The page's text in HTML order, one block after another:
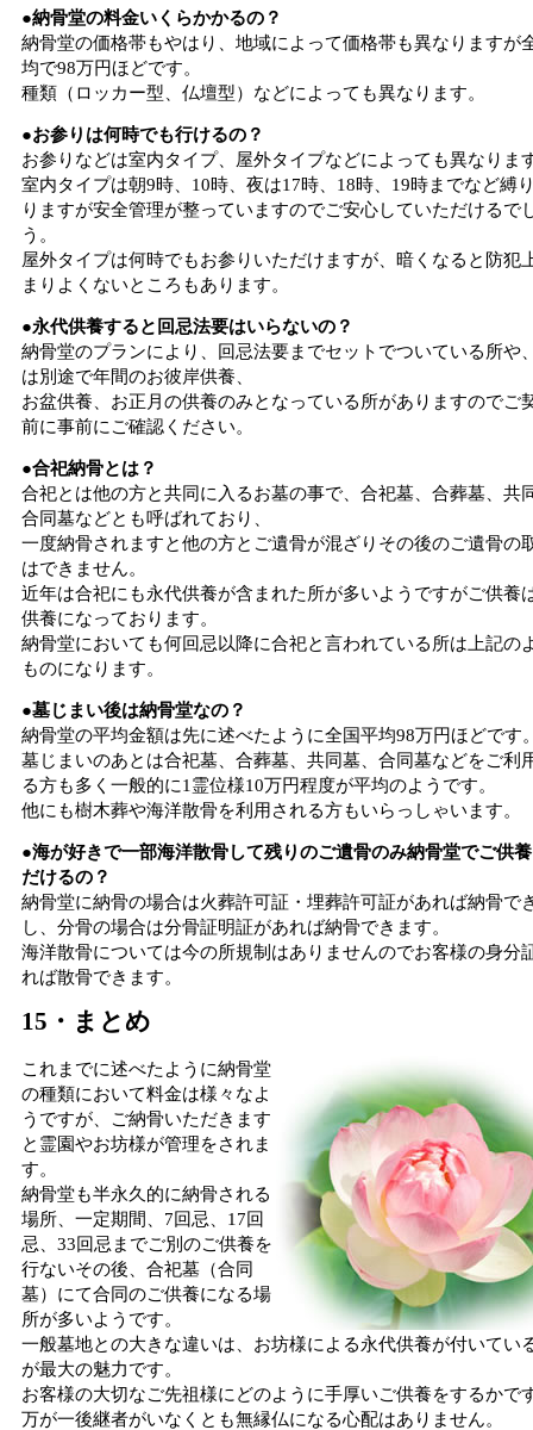
●納骨堂の料金いくらかかるの？
納骨堂の価格帯もやはり、地域によって価格帯も異なりますが
均で98万円ほどです。
種類（ロッカー型、仏壇型）などによっても異なります。
●お参りは何時でも行けるの？
お参りなどは室内タイプ、屋外タイプなどによっても異なりま
室内タイプは朝9時、10時、夜は17時、18時、19時までなど縛
りますが安全管理が整っていますのでご安心していただけるで
う。
屋外タイプは何時でもお参りいただけますが、暗くなると防犯
まりよくないところもあります。
●永代供養すると回忌法要はいらないの？
納骨堂のプランにより、回忌法要までセットでついている所や
は別途で年間のお彼岸供養、
お盆供養、お正月の供養のみとなっている所がありますのでご
前に事前にご確認ください。
●合祀納骨とは？
合祀とは他の方と共同に入るお墓の事で、合祀墓、合葬墓、共
合同墓などとも呼ばれており、
一度納骨されますと他の方とご遺骨が混ざりその後のご遺骨の
はできません。
近年は合祀にも永代供養が含まれた所が多いようですがご供養
供養になっております。
納骨堂においても何回忌以降に合祀と言われている所は上記の
ものになります。
●墓じまい後は納骨堂なの？
納骨堂の平均金額は先に述べたように全国平均98万円ほどです
墓じまいのあとは合祀墓、合葬墓、共同墓、合同墓などをご利
る方も多く一般的に1霊位様10万円程度が平均のようです。
他にも樹木葬や海洋散骨を利用される方もいらっしゃいます。
●海が好きで一部海洋散骨して残りのご遺骨のみ納骨堂でご供
だけるの？
納骨堂に納骨の場合は火葬許可証・埋葬許可証があれば納骨で
し、分骨の場合は分骨証明証があれば納骨できます。
海洋散骨については今の所規制はありませんのでお客様の身分
れば散骨できます。
15・まとめ
これまでに述べたように納骨堂
の種類において料金は様々なよ
うですが、ご納骨いただきます
と霊園やお坊様が管理をされま
す。
納骨堂も半永久的に納骨される
場所、一定期間、7回忌、17回
忌、33回忌までご別のご供養を
行ないその後、合祀墓（合同
墓）にて合同のご供養になる場
所が多いようです。
一般墓地との大きな違いは、お坊様による永代供養が付いてい
が最大の魅力です。
お客様の大切なご先祖様にどのように手厚いご供養をするかで
万が一後継者がいなくとも無縁仏になる心配はありません。